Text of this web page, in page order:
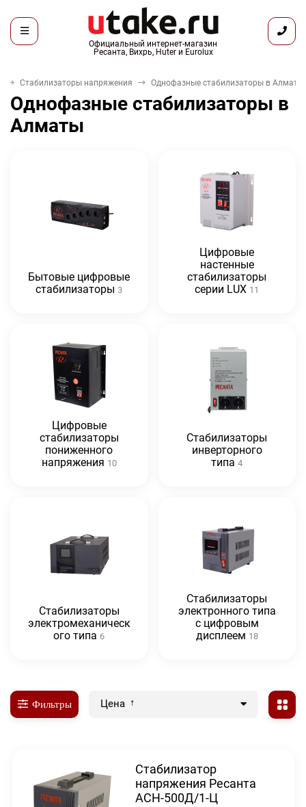
Официальный интернет-магазин
Ресанта, Вихрь, Huter и Eurolux
Стабилизаторы напряжения Однофазные стабилизаторы в Алматы
Однофазные стабилизаторы в
Алматы
Бытовые цифровые
стабилизаторы 3
Цифровые
настенные
стабилизаторы
серии LUX 11
Цифровые
стабилизаторы
пониженного
напряжения 10
Стабилизаторы
инверторного
типа 4
Стабилизаторы
электромеханическ
ого типа 6
Стабилизаторы
электронного типа
с цифровым
дисплеем 18
Фильтры Цена
Стабилизатор
напряжения Ресанта
АСН-500Д/1-Ц